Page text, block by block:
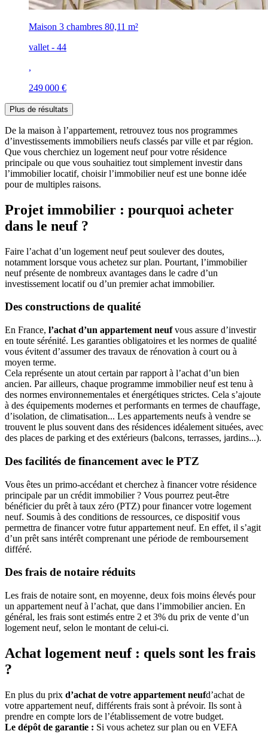
Maison 3 chambres 80,11 m²
vallet - 44
,
249 000 €
Plus de résultats
De la maison à l’appartement, retrouvez tous nos programmes
d’investissements immobiliers neufs classés par ville et par région.
Que vous cherchiez un logement neuf pour votre résidence
principale ou que vous souhaitiez tout simplement investir dans
l’immobilier locatif, choisir l’immobilier neuf est une bonne idée
pour de multiples raisons.
Projet immobilier : pourquoi acheter
dans le neuf ?
Faire l’achat d’un logement neuf peut soulever des doutes,
notamment lorsque vous achetez sur plan. Pourtant, l’immobilier
neuf présente de nombreux avantages dans le cadre d’un
investissement locatif ou d’un premier achat immobilier.
Des constructions de qualité
En France, l’achat d’un appartement neufvous assure d’investir
en toute sérénité. Les garanties obligatoires et les normes de qualité
vous évitent d’assumer des travaux de rénovation à court ou à
moyen terme.
Cela représente un atout certain par rapport à l’achat d’un bien
ancien. Par ailleurs, chaque programme immobilier neuf est tenu à
des normes environnementales et énergétiques strictes. Cela s’ajoute
à des équipements modernes et performants en termes de chauffage,
d’isolation, de climatisation... Les appartements neufs à vendre se
trouvent le plus souvent dans des résidences idéalement situées, avec
des places de parking et des extérieurs (balcons, terrasses, jardins...).
Des facilités de financement avec le PTZ
Vous êtes un primo-accédant et cherchez à financer votre résidence
principale par un crédit immobilier ? Vous pourrez peut-être
bénéficier du prêt à taux zéro (PTZ) pour financer votre logement
neuf. Soumis à des conditions de ressources, ce dispositif vous
permettra de financer votre futur appartement neuf. En effet, il s’agit
d’un prêt sans intérêt comprenant une période de remboursement
différé.
Des frais de notaire réduits
Les frais de notaire sont, en moyenne, deux fois moins élevés pour
un appartement neuf à l’achat, que dans l’immobilier ancien. En
général, les frais sont estimés entre 2 et 3% du prix de vente d’un
logement neuf, selon le montant de celui-ci.
Achat logement neuf : quels sont les frais
?
En plus du prix d’achat de votre appartement neufd’achat de
votre appartement neuf, différents frais sont à prévoir. Ils sont à
prendre en compte lors de l’établissement de votre budget.
Le dépôt de garantie : Si vous achetez sur plan ou en VEFA